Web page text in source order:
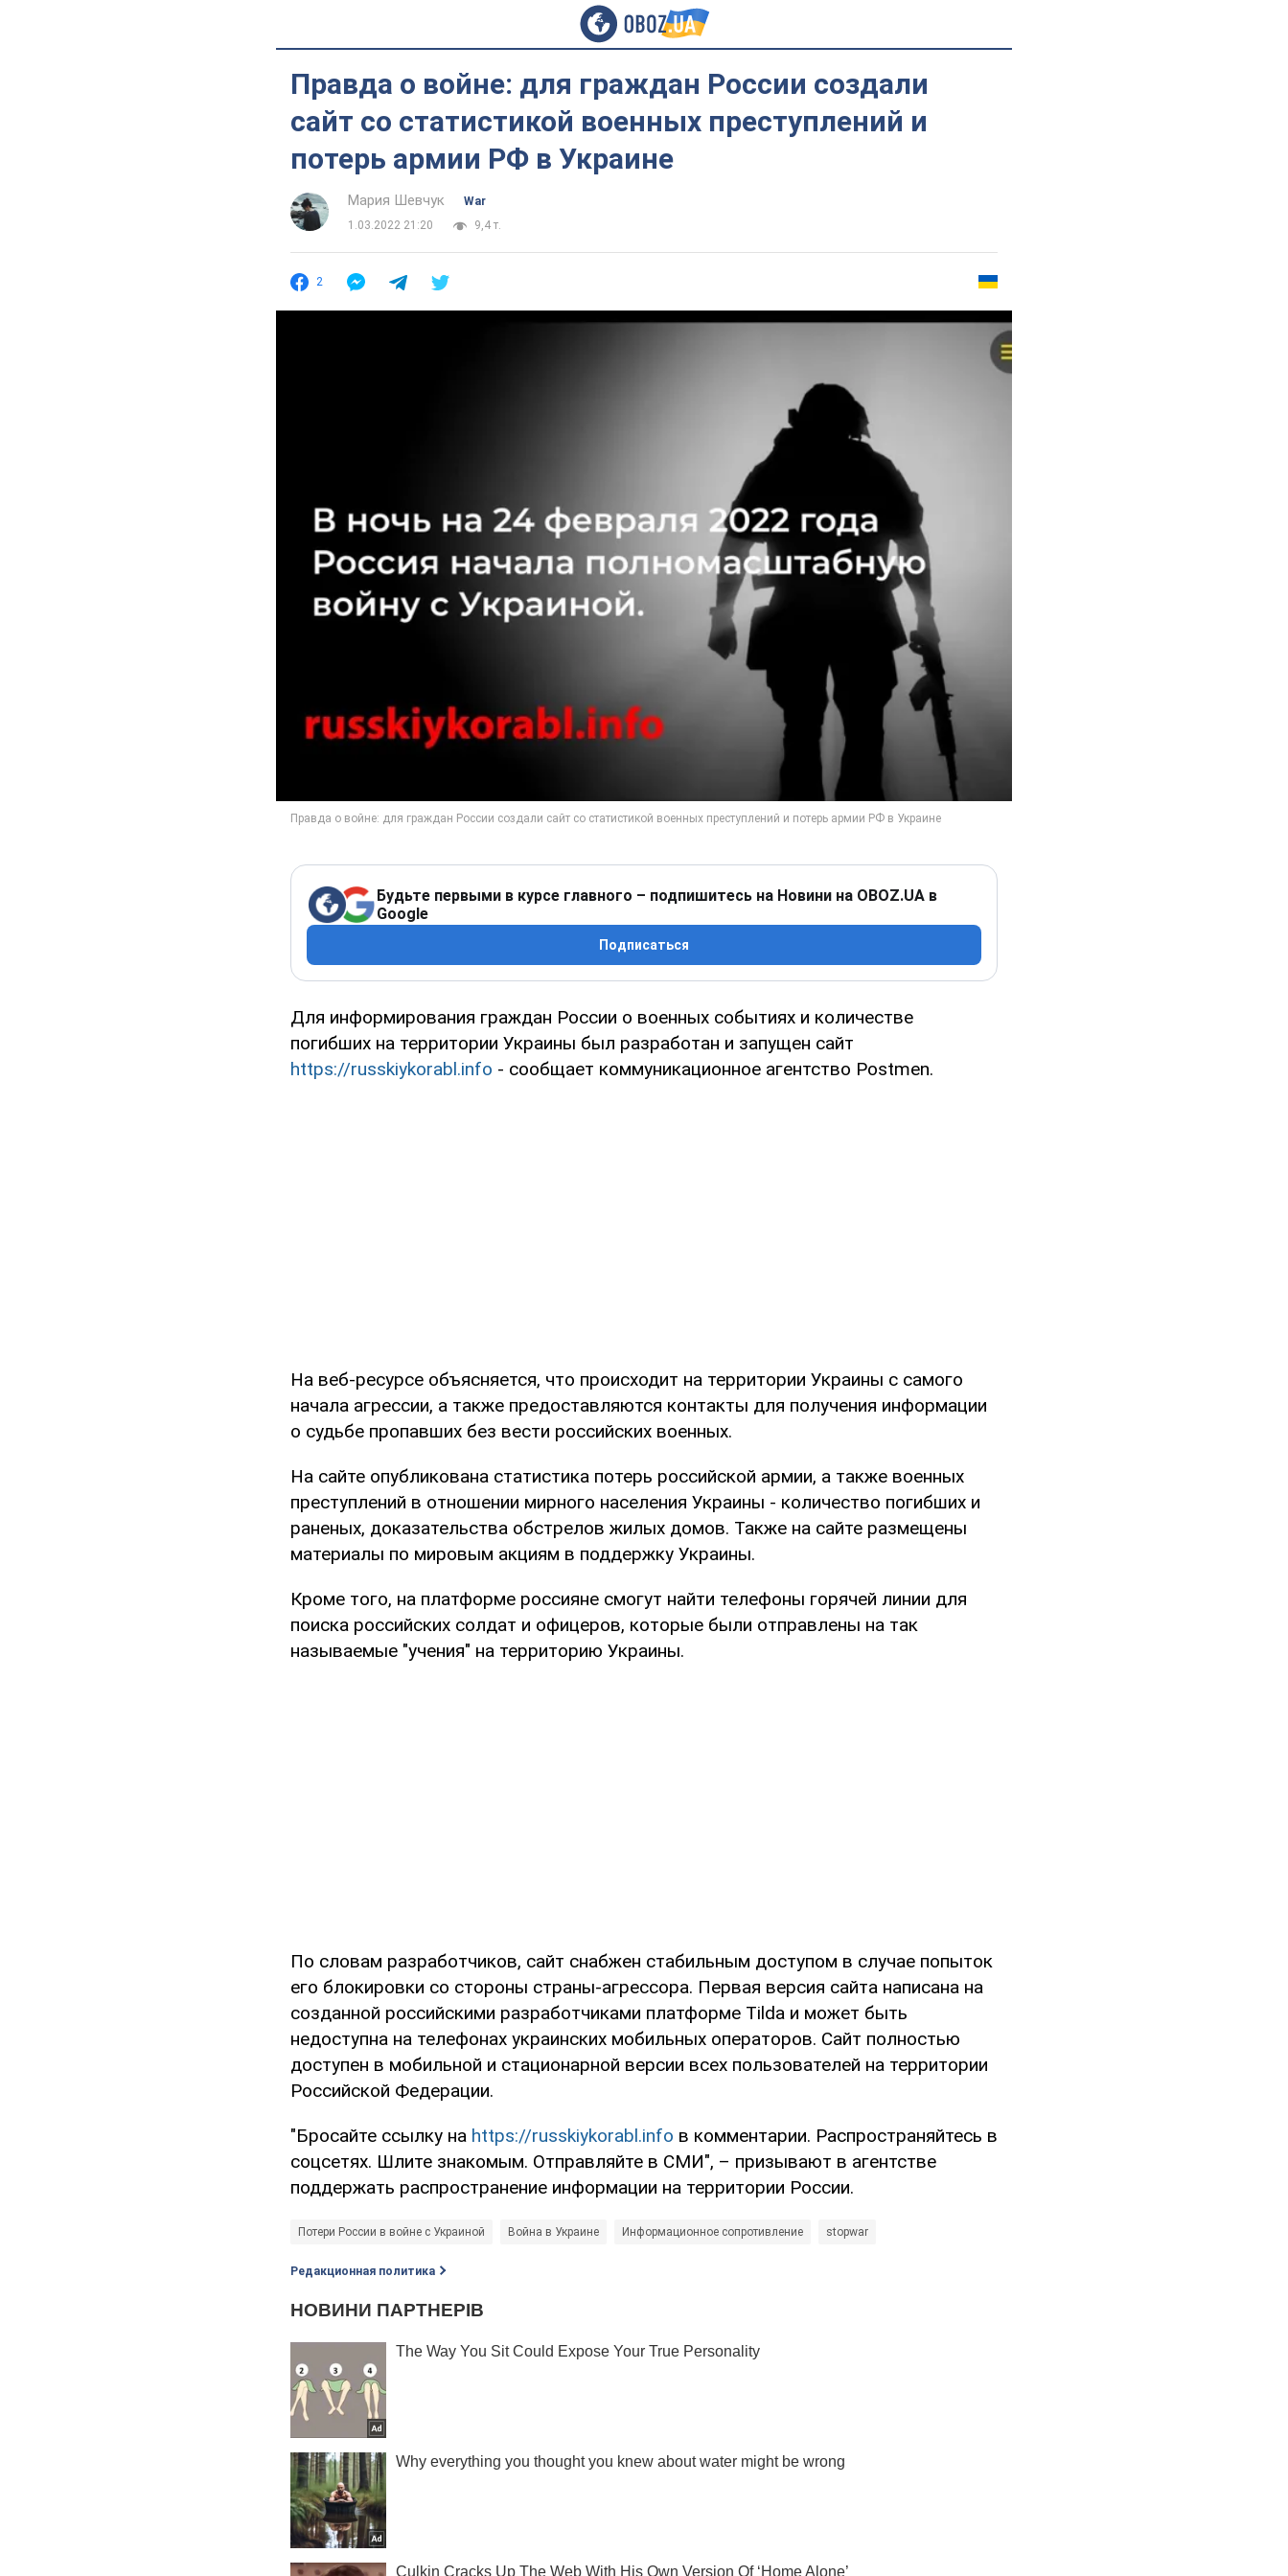
Правда о войне: для граждан России создали
сайт со статистикой военных преступлений и
потерь армии РФ в Украине
Мария Шевчук
War
1.03.2022 21:20
9,4 т.
2
Будьте первыми в курсе главного – подпишитесь на Новини на OBOZ.UA в
Google
Подписаться
Для информирования граждан России о военных событиях и количестве
погибших на территории Украины был разработан и запущен сайт
https://russkiykorabl.info - сообщает коммуникационное агентство Postmen.
На веб-ресурсе объясняется, что происходит на территории Украины с самого
начала агрессии, а также предоставляются контакты для получения информации
о судьбе пропавших без вести российских военных.
На сайте опубликована статистика потерь российской армии, а также военных
преступлений в отношении мирного населения Украины - количество погибших и
раненых, доказательства обстрелов жилых домов. Также на сайте размещены
материалы по мировым акциям в поддержку Украины.
Кроме того, на платформе россияне смогут найти телефоны горячей линии для
поиска российских солдат и офицеров, которые были отправлены на так
называемые "учения" на территорию Украины.
По словам разработчиков, сайт снабжен стабильным доступом в случае попыток
его блокировки со стороны страны-агрессора. Первая версия сайта написана на
созданной российскими разработчиками платформе Tilda и может быть
недоступна на телефонах украинских мобильных операторов. Сайт полностью
доступен в мобильной и стационарной версии всех пользователей на территории
Российской Федерации.
"Бросайте ссылку на https://russkiykorabl.info в комментарии. Распространяйтесь в
соцсетях. Шлите знакомым. Отправляйте в СМИ", – призывают в агентстве
поддержать распространение информации на территории России.
Потери России в войне с Украиной Война в Украине Информационное сопротивление stopwar
Редакционная политика